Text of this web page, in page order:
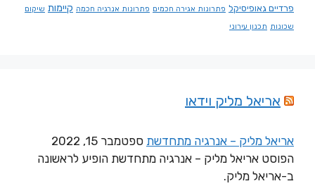
פרדיים גאופיסיקל פתרונות אגירה חכמים פתרונות אנרגיה חכמה קיימות שיקום
שכונות תכנון עירוני
אריאל מליק וידאו
אריאל מליק – אנרגיה מתחדשת ספטמבר 15, 2022
הפוסט אריאל מליק – אנרגיה מתחדשת הופיע לראשונה
ב-אריאל מליק.